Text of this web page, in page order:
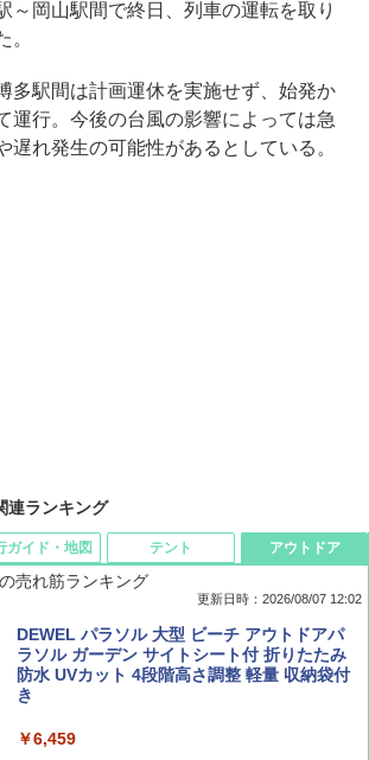
～岡山駅間で終日、列車の運転を取り
。
多駅間は計画運休を実施せず、始発か
運行。今後の台風の影響によっては急
遅れ発生の可能性があるとしている。
連ランキング
ディズニーファン ２０２６年 ９月号 [雑
誌] (ＤＩＳＮＥＹ ＦＡＮ)
￥713
ガイド・地図
D40 地球の歩き方 チェンマイ タイ北部の魅
力的な町 2026～2027 地球の歩き方D アジア
￥2,079
テント
[キャンパーズコレクション 山善] ポップアッ
プテント 傘みたいに広げて畳める パッとサ
ッとサンシェード キューブ フルクローズ メ
ッシュ 簡単設置 ワンタッチテント キャンプ
アウトドア
売れ筋ランキング
更新日時：2026/08/07 12:02
DEWEL パラソル 大型 ビーチ アウトドアパ
ラソル ガーデン サイトシート付 折りたたみ
防水 UVカット 4段階高さ調整 軽量 収納袋付
き
￥6,459